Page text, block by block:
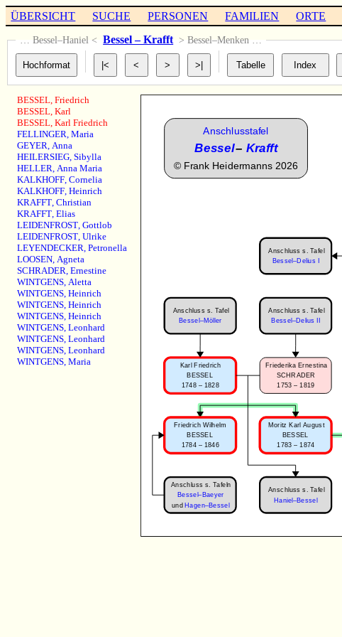
ÜBERSICHT SUCHE PERSONEN FAMILIEN ORTE
… Bessel–Haniel < Bessel – Krafft > Bessel–Menken …
BESSEL,Friedrich
BESSEL,Karl
BESSEL,Karl Friedrich
FELLINGER,Maria
GEYER,Anna
HEILERSIEG,Sibylla
HELLER,Anna Maria
KALKHOFF,Cornelia
KALKHOFF,Heinrich
KRAFFT,Christian
KRAFFT,Elias
LEIDENFROST,Gottlob
LEIDENFROST,Ulrike
LEYENDECKER,Petronella
LOOSEN,Agneta
SCHRADER,Ernestine
WINTGENS,Aletta
WINTGENS,Heinrich
WINTGENS,Heinrich
WINTGENS,Heinrich
WINTGENS,Leonhard
WINTGENS,Leonhard
WINTGENS,Leonhard
WINTGENS,Maria
Moritz Karl August
BESSEL
1783 – 1874
Friederika Ernestina
SCHRADER
1753 – 1819
Karl Friedrich
BESSEL
1748 – 1828
Friedrich Wilhelm
BESSEL
1784 – 1846
Anschlusstafel
Bessel– Krafft
© Frank Heidermanns 2026
Anschluss s. Tafel
Bessel–Delius I
Anschluss s. Tafel
Bessel–Delius II
Anschluss s. Tafel
Bessel–Möller
Anschluss s. Tafel
Haniel–Bessel
Anschluss s. Tafeln
Bessel–Baeyer
undHagen–Bessel